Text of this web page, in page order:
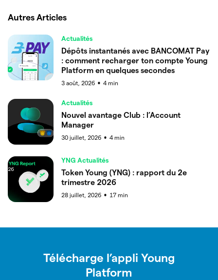
Autres Articles
Actualités
Dépôts instantanés avec BANCOMAT Pay
: comment recharger ton compte Young
Platform en quelques secondes
3 août, 2026 ● 4 min
Actualités
Nouvel avantage Club : l’Account
Manager
30 juillet, 2026 ● 4 min
YNG Actualités
Token Young (YNG) : rapport du 2e
trimestre 2026
28 juillet, 2026 ● 17 min
Télécharge l’appli Young
Platform